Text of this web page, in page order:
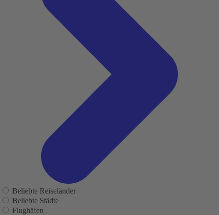
Beliebte Reiseländer
Beliebte Städte
Flughäfen